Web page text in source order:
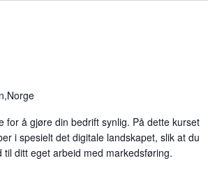
for å gjøre din bedrift synlig. På dette kurset
i spesielt det digitale landskapet, slik at du
ditt eget arbeid med markedsføring.